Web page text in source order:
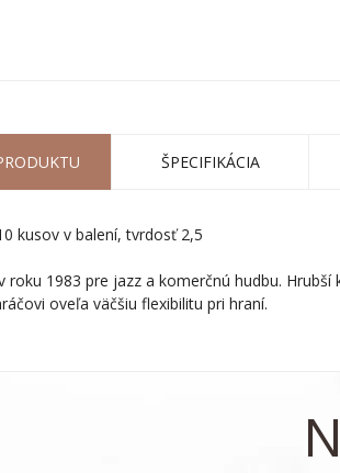
ŠPECIFIKÁCIA
kusov v balení, tvrdosť 2,5
roku 1983 pre jazz a komerčnú hudbu.
oveľa väčšiu flexibilitu pri hraní.